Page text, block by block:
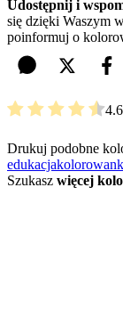
Udostępnij i
się dzięki Waszym
poinformuj o
4.6
Drukuj podobne
edukacja
Szukasz więcej